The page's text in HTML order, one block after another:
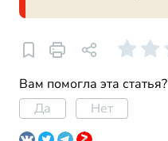
Вам помогла эта статья?
Да
Нет